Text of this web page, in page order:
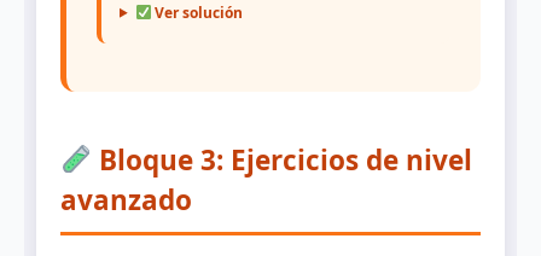
Ver solución
Bloque 3: Ejercicios de nivel
avanzado